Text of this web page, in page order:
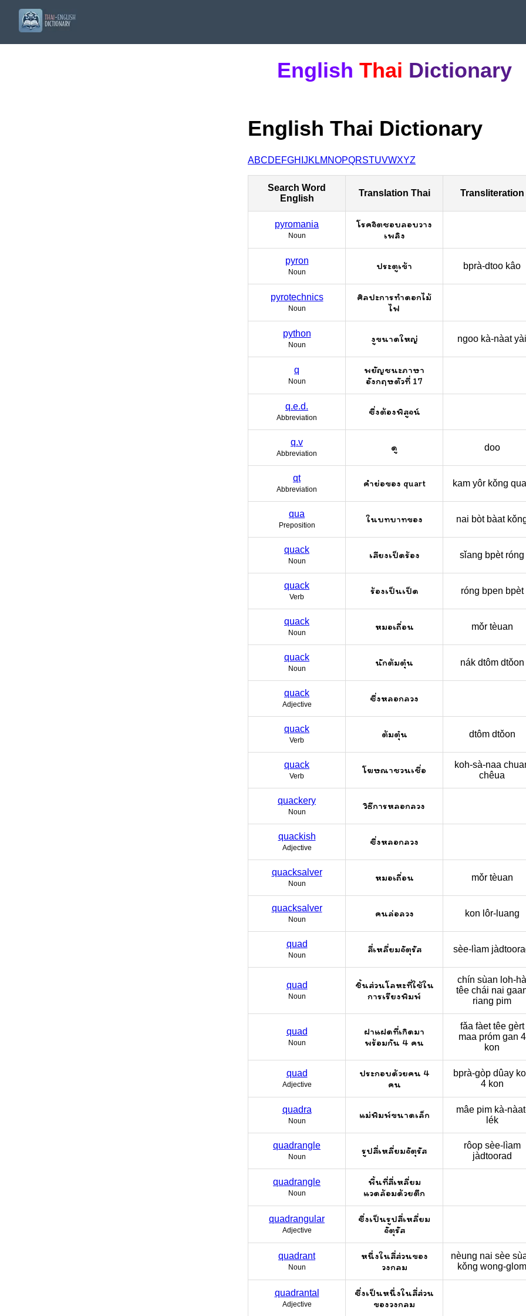
English Thai Dictionary
English Thai Dictionary
ABCDEFGH JK LM NOPQRSTUVWXYZ
Search Word
English
Translation Thai Transliteration
pyromania
Noun
โรคจิตชอบลอบวาง
เพลิง
pyron
Noun
ประตูเข้า bprà-dtoo kâo
pyrotechnics
Noun
ศิลปะการทำดอกไม้
ไฟ
python
Noun
งูขนาดใหญ่ ngoo kà-nàat yài
q
Noun
พยัญชนะภาษา
อังกฤษตัวที่ 17
q.e.d.
Abbreviation
ซึ่งต้องพิสูจน์
q.v
Abbreviation
ดู doo
qt
Abbreviation
คำย่อของ quart kam yôr kǒng
qua
Preposition
ในบทบาทของ nai bòt bàat
quack
Noun
เสียงเป็ดร้อง sǐang bpèt róng
quack
Verb
ร้องเป็นเป็ด róng bpen bpèt
quack
Noun
หมอเถื่อน mǒr tèuan
quack
Noun
นักต้มตุ๋น nák dtôm dtǒon
quack
Adjective
ซึ่งหลอกลวง
quack
Verb
ต้มตุ๋น dtôm dtǒon
quack
Verb
โฆษณาชวนเชื่อ
koh-sà-naa
chêua
quackery
Noun
วิธีการหลอกลวง
quackish
Adjective
ซึ่งหลอกลวง
quacksalver
Noun
หมอเถื่อน mǒr tèuan
quacksalver
Noun
คนล่อลวง kon lôr-luang
quad
Noun
สี่เหลี่ยมจัตุรัส sèe-lìam
quad
Noun
ชิ้นส่วนโลหะที่ใช้ใน
การเรียงพิมพ์
chín sùan loh-hà
têe chái nai
riang pim
quad
Noun
ฝาแฝดที่เกิดมา
พร้อมกัน 4 คน
fǎa fàet têe gèrt
maa próm gan 4
kon
quad
Adjective
ประกอบด้วยคน 4
คน
bprà-gòp dûay
4 kon
quadra
Noun
แม่พิมพ์ขนาดเล็ก
mâe pim kà-
lék
quadrangle
Noun
รูปสี่เหลี่ยมจัตุรัส
rôop sèe-lìam
jàdtoorad
quadrangle
Noun
พื้นที่สี่เหลี่ยม
แวดล้อมด้วยตึก
quadrangular
Adjective
ซึ่งเป็นรูปสี่เหลี่ยม
จัตุรัส
quadrant
Noun
หนึ่งในสี่ส่วนของ
วงกลม
nèung nai sèe
kǒng wong-glom
quadrantal
Adjective
ซึ่งเป็นหนึ่งในสี่ส่วน
ของวงกลม